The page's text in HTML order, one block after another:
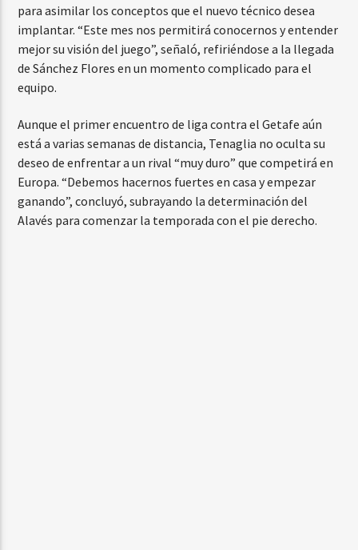
para asimilar los conceptos que el nuevo técnico desea
implantar. “Este mes nos permitirá conocernos y entender
mejor su visión del juego”, señaló, refiriéndose a la llegada
de Sánchez Flores en un momento complicado para el
equipo.
Aunque el primer encuentro de liga contra el Getafe aún
está a varias semanas de distancia, Tenaglia no oculta su
deseo de enfrentar a un rival “muy duro” que competirá en
Europa. “Debemos hacernos fuertes en casa y empezar
ganando”, concluyó, subrayando la determinación del
Alavés para comenzar la temporada con el pie derecho.